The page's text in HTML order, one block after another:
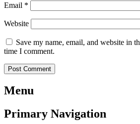
Email *
Website
Save my name, email, and website in
time I comment.
Menu
Primary Navigation